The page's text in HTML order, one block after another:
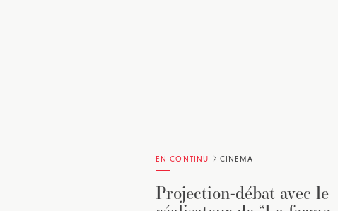
EN CONTINU CINÉMA
Projection-débat avec le